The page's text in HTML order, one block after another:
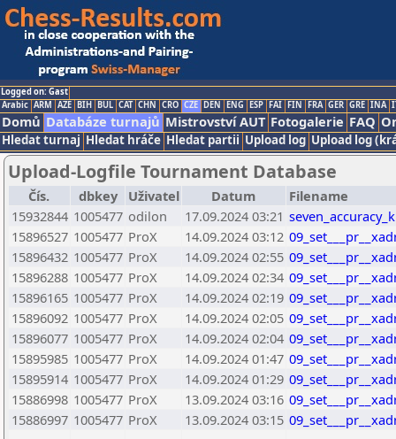
Logged on: Gast
Arabic ARM AZE BIH BUL CAT CHN CRO CZE DEN ENG ESP FAI FIN FRA GER GRE INA
Domů Databáze turnajů Mistrovství AUT Fotogalerie FAQ
Hledat turnaj Hledat hráče Hledat partii Upload log Upload log
Upload-Logfile Tournament Database
Čís. dbkey Uživatel Datum
Filename
15932844 1005477 odilon 17.09.2024 03:21
15896527 1005477 ProX 14.09.2024 03:12
15896432 1005477 ProX 14.09.2024 02:55
15896288 1005477 ProX 14.09.2024 02:34
15896165 1005477 ProX 14.09.2024 02:19
15896092 1005477 ProX 14.09.2024 02:05
15896077 1005477 ProX 14.09.2024 02:04
15895985 1005477 ProX 14.09.2024 01:47
15895914 1005477 ProX 14.09.2024 01:29
15886998 1005477 ProX 13.09.2024 03:16
15886997 1005477 ProX 13.09.2024 03:15